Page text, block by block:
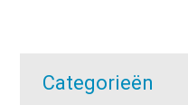
Categorieën